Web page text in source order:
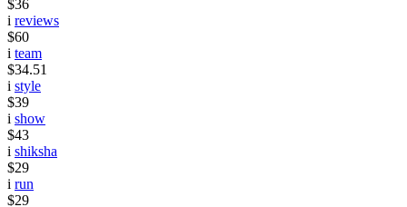
$36
i reviews
$60
i team
$34.51
i style
$39
i show
$43
i shiksha
$29
i run
$29